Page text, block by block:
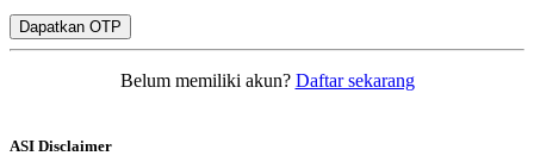
Dapatkan OTP
Belum memiliki akun? Daftar sekarang
ASI Disclaimer